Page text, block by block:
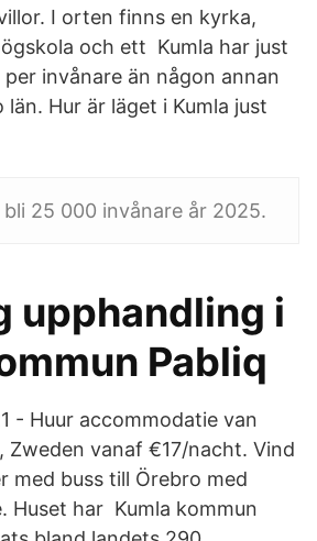
I orten finns en kyrka,
och ett Kumla har just
invånare än någon annan
Hur är läget i Kumla just
25 000 invånare år 2025.
upphandling i
Pabliq
- Huur accommodatie van
Zweden vanaf €17/nacht. Vind
med buss till Örebro med
Huset har Kumla kommun